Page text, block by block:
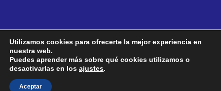
Utilizamos cookies para ofrecerte la mejor experiencia en
nuestra web.
Puedes aprender más sobre qué cookies utilizamos o
desactivarlas en los ajustes.
Aceptar